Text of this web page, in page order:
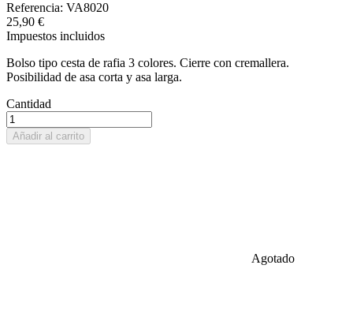
Referencia: VA8020
25,90 €
Impuestos incluidos
Bolso tipo cesta de rafia 3 colores. Cierre con cremallera.
Posibilidad de asa corta y asa larga.
Cantidad
Añadir al carrito
Agotado